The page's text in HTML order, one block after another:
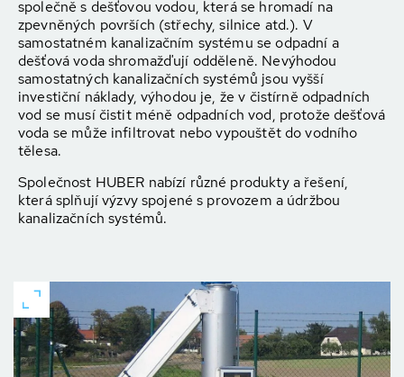
společně s dešťovou vodou, která se hromadí na
zpevněných površích (střechy, silnice atd.). V
samostatném kanalizačním systému se odpadní a
dešťová voda shromažďují odděleně. Nevýhodou
samostatných kanalizačních systémů jsou vyšší
investiční náklady, výhodou je, že v čistírně odpadních
vod se musí čistit méně odpadních vod, protože dešťová
voda se může infiltrovat nebo vypouštět do vodního
tělesa.
Společnost HUBER nabízí různé produkty a řešení,
která splňují výzvy spojené s provozem a údržbou
kanalizačních systémů.